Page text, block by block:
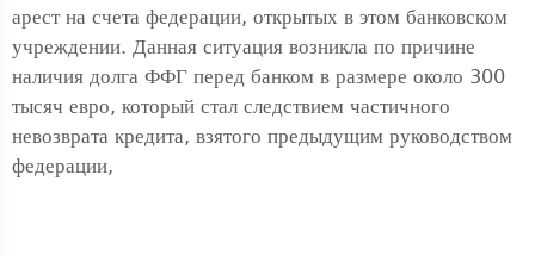
арест на счета федерации, открытых в этом банковском
учреждении. Данная ситуация возникла по причине
наличия долга ФФГ перед банком в размере около 300
тысяч евро, который стал следствием частичного
невозврата кредита, взятого предыдущим руководством
федерации,